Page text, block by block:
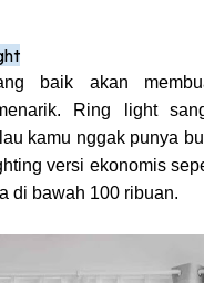
baik akan
Ring light
kamu nggak punya
versi ekonomis
di bawah 100 ribuan.